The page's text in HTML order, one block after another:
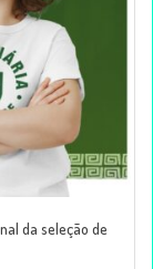
da seleção de